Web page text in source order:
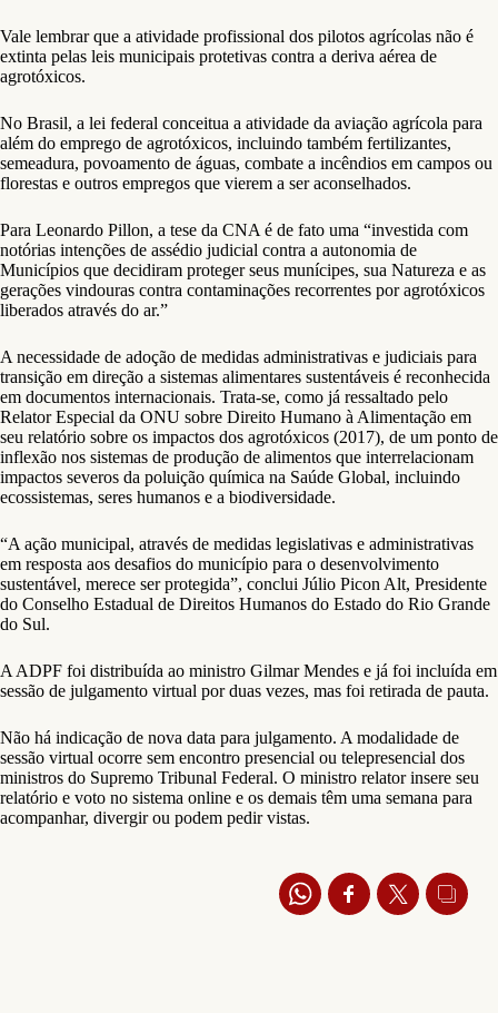
Vale lembrar que a atividade profissional dos pilotos agrícolas não é
extinta pelas leis municipais protetivas contra a deriva aérea de
agrotóxicos.
No Brasil, a lei federal conceitua a atividade da aviação agrícola para
além do emprego de agrotóxicos, incluindo também fertilizantes,
semeadura, povoamento de águas, combate a incêndios em campos ou
florestas e outros empregos que vierem a ser aconselhados.
Para Leonardo Pillon, a tese da CNA é de fato uma “investida com
notórias intenções de assédio judicial contra a autonomia de
Municípios que decidiram proteger seus munícipes, sua Natureza e as
gerações vindouras contra contaminações recorrentes por agrotóxicos
liberados através do ar.”
A necessidade de adoção de medidas administrativas e judiciais para
transição em direção a sistemas alimentares sustentáveis é reconhecida
em documentos internacionais. Trata-se, como já ressaltado pelo
Relator Especial da ONU sobre Direito Humano à Alimentação em
seu relatório sobre os impactos dos agrotóxicos (2017), de um ponto de
inflexão nos sistemas de produção de alimentos que interrelacionam
impactos severos da poluição química na Saúde Global, incluindo
ecossistemas, seres humanos e a biodiversidade.
“A ação municipal, através de medidas legislativas e administrativas
em resposta aos desafios do município para o desenvolvimento
sustentável, merece ser protegida”, conclui Júlio Picon Alt, Presidente
do Conselho Estadual de Direitos Humanos do Estado do Rio Grande
do Sul.
A ADPF foi distribuída ao ministro Gilmar Mendes e já foi incluída em
sessão de julgamento virtual por duas vezes, mas foi retirada de pauta.
Não há indicação de nova data para julgamento. A modalidade de
sessão virtual ocorre sem encontro presencial ou telepresencial dos
ministros do Supremo Tribunal Federal. O ministro relator insere seu
relatório e voto no sistema online e os demais têm uma semana para
acompanhar, divergir ou podem pedir vistas.